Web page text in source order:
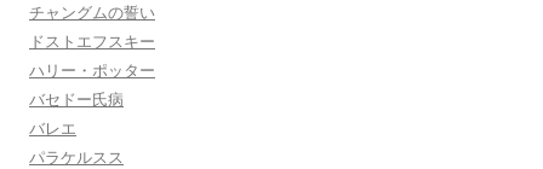
チャングムの誓い
ドストエフスキー
ハリー・ポッター
バセドー氏病
バレエ
パラケルスス